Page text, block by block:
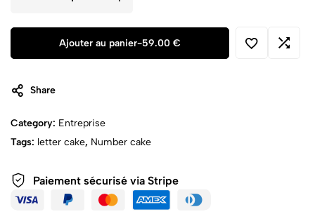
Ajouter au panier-59.00 €
Share
Category: Entreprise
Tags: letter cake, Number cake
Paiement sécurisé via Stripe